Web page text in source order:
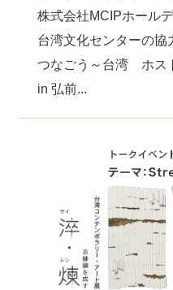
株式会社MCIPホール
台湾文化センターの協
つなごう～台湾 ホス
in 弘前...